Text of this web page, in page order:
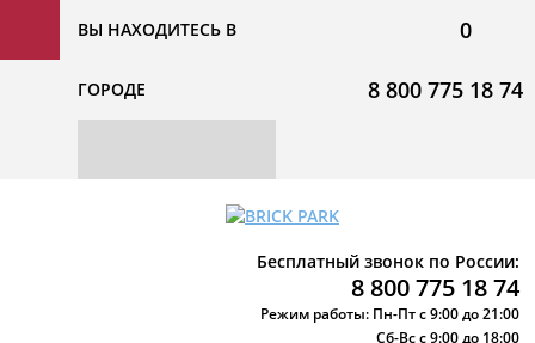
ВЫ НАХОДИТЕСЬ В
ГОРОДЕ
0
8 800 775 18 74
Бесплатный звонок по России:
8 800 775 18 74
Режим работы: Пн-Пт с 9:00 до 21:00
Сб-Вс с 9:00 до 18:00